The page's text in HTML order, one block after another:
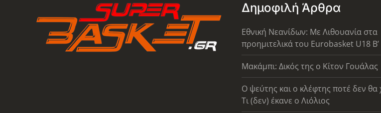
Δημοφιλή Άρθρα
Εθνική Νεανίδων: Με Λιθουανία στα
προημιτελικά του Eurobasket U18
Μακάμπι: Δικός της ο Κίτον Γουάλας
Ο ψεύτης και ο κλέφτης ποτέ δεν θα
Τι (δεν) έκανε ο Λιόλιος